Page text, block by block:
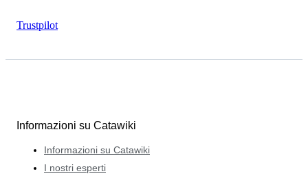
Trustpilot
Informazioni su Catawiki
Informazioni su Catawiki
I nostri esperti